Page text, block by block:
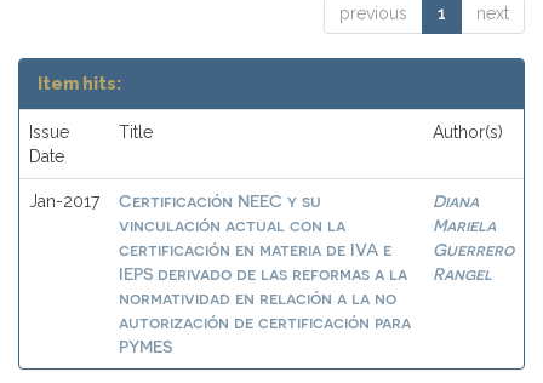
previous 1 next
Item hits:
Issue
Date
Title Author(s)
Jan-2017
Certificación NEEC y su
vinculación actual con la
certificación en materia de IVA e
IEPS derivado de las reformas a la
normatividad en relación a la no
autorización de certificación para
PYMES
Diana
Mariela
Guerrero
Rangel